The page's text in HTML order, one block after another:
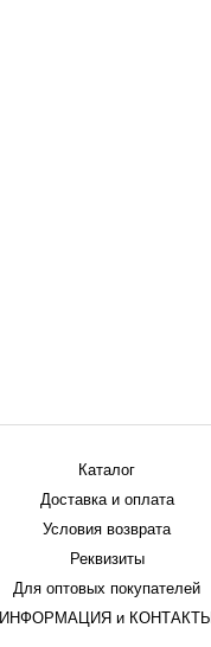
Каталог
Доставка и оплата
Условия возврата
Реквизиты
Для оптовых покупателей
ИНФОРМАЦИЯ и КОНТАКТЫ